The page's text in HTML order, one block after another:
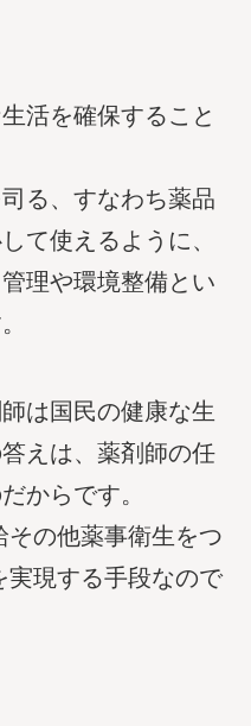
活を確保すること
る、すなわち薬品
て使えるように、
理や環境整備とい
は国民の健康な生
えは、薬剤師の任
からです。
の他薬事衛生をつ
実現する手段なので